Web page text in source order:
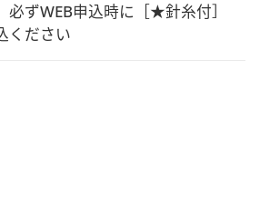
30日(木)迄＞
い。参加方法・接続環境についてはこ
の］をお受け取りになりましたら、同
く読み、材料キットの内容物が揃って
ずWEB申込時に［★針糸付］
ください